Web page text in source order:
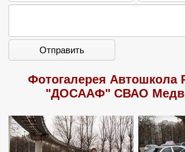
Отправить
Фотогалерея Автошкола
"ДОСААФ" СВАО